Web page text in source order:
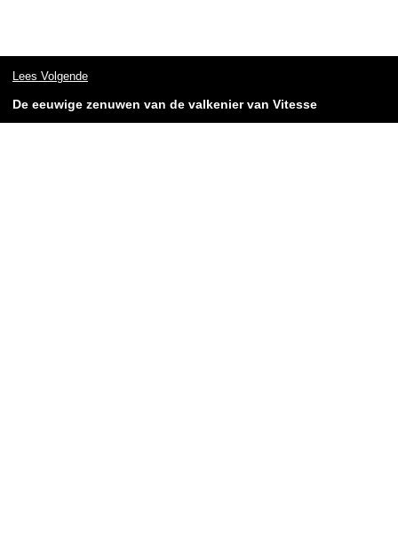
Lees Volgende
De eeuwige zenuwen van de valkenier van Vitesse